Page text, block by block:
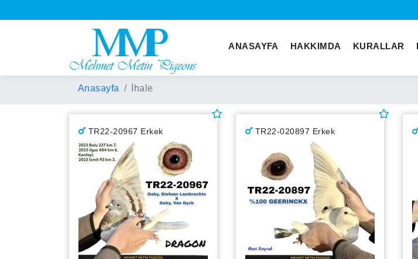
ANASAYFA HAKKIMDA KURALLAR
Anasayfa İhale
TR22-20967 Erkek TR22-020897 Erkek